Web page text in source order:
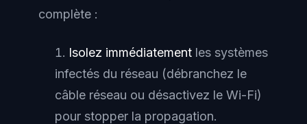
complète :
Isolez immédiatement les systèmes
infectés du réseau (débranchez le
câble réseau ou désactivez le Wi-Fi)
pour stopper la propagation.